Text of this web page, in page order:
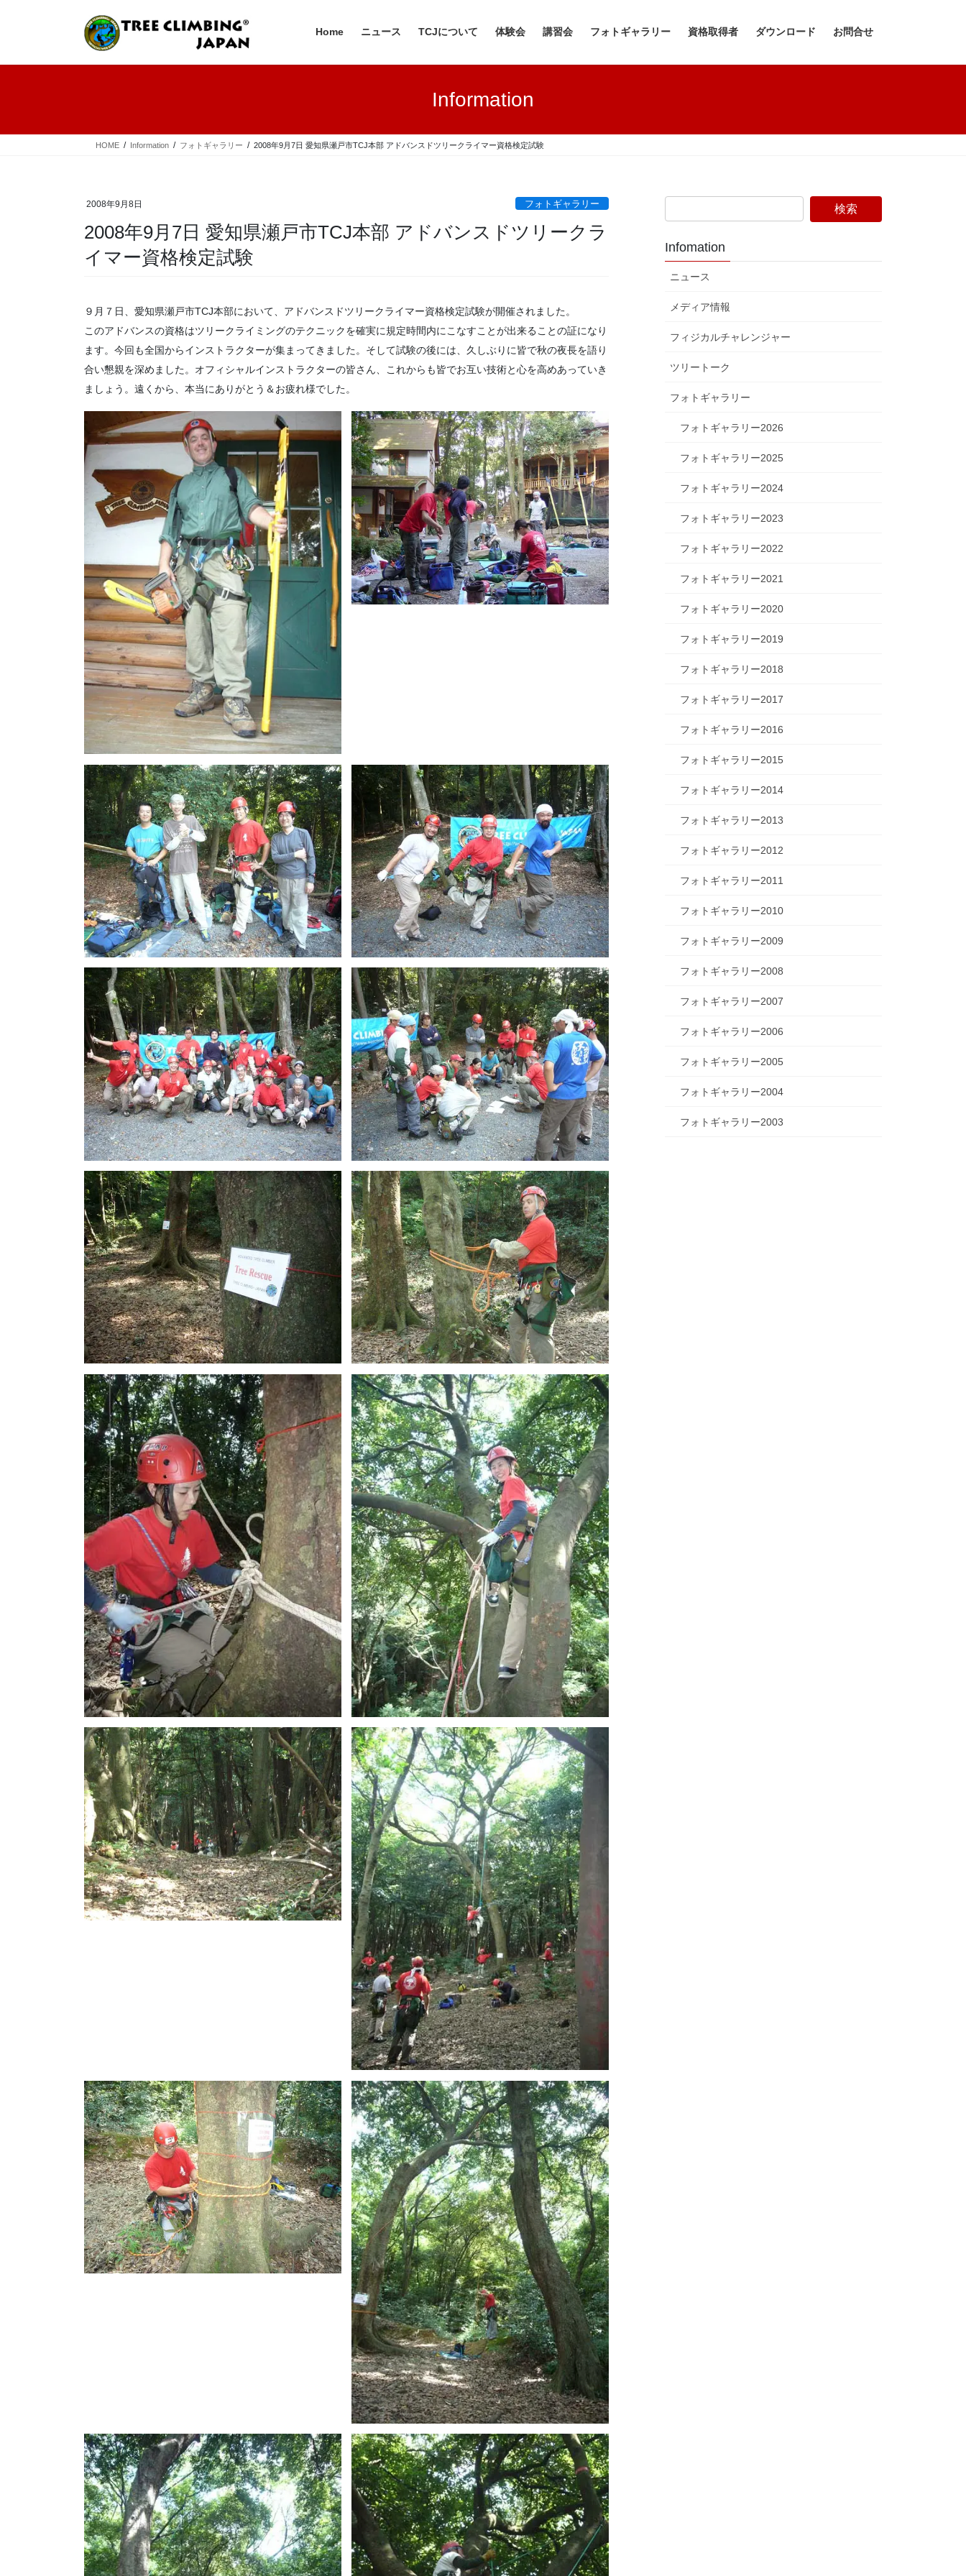
ツ
シ
Home ニュース TCJについて 体験会 講習会 フォトギャラリー 資格取得者 ダウンロード お問合せ
Information
HOME Information フォトギャラリー 2008年9月7日 愛知県瀬戸市TCJ本部 アドバンスドツリークライマー資格検定試験
2008年9月8日 フォトギャラリー
2008年9月7日 愛知県瀬戸市TCJ本部 アドバンスドツリークラ
イマー資格検定試験
９月７日、愛知県瀬戸市TCJ本部において、アドバンスドツリークライマー資格検定試験が開催されました。
このアドバンスの資格はツリークライミングのテクニックを確実に規定時間内にこなすことが出来ることの証になり
ます。今回も全国からインストラクターが集まってきました。そして試験の後には、久しぶりに皆で秋の夜長を語り
合い懇親を深めました。オフィシャルインストラクターの皆さん、これからも皆でお互い技術と心を高めあっていき
ましょう。遠くから、本当にありがとう＆お疲れ様でした。
Infomation
ニュース
メディア情報
フィジカルチャレンジャー
ツリートーク
フォトギャラリー
フォトギャラリー2026
フォトギャラリー2025
フォトギャラリー2024
フォトギャラリー2023
フォトギャラリー2022
フォトギャラリー2021
フォトギャラリー2020
フォトギャラリー2019
フォトギャラリー2018
フォトギャラリー2017
フォトギャラリー2016
フォトギャラリー2015
フォトギャラリー2014
フォトギャラリー2013
フォトギャラリー2012
フォトギャラリー2011
フォトギャラリー2010
フォトギャラリー2009
フォトギャラリー2008
フォトギャラリー2007
フォトギャラリー2006
フォトギャラリー2005
フォトギャラリー2004
フォトギャラリー2003